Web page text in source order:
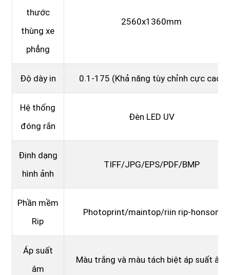
thước
thùng xe
phẳng
2560x1360mm
Độ dày in 0.1-175 (Khả năng tùy chỉnh cực cao)
Hệ thống
đóng rắn
Đèn LED UV
Định dạng
hình ảnh
TIFF/JPG/EPS/PDF/BMP
Phần mềm
Rip
Photoprint/maintop/riin rip-honson
Áp suất
âm
Màu trắng và màu tách biệt áp suất âm